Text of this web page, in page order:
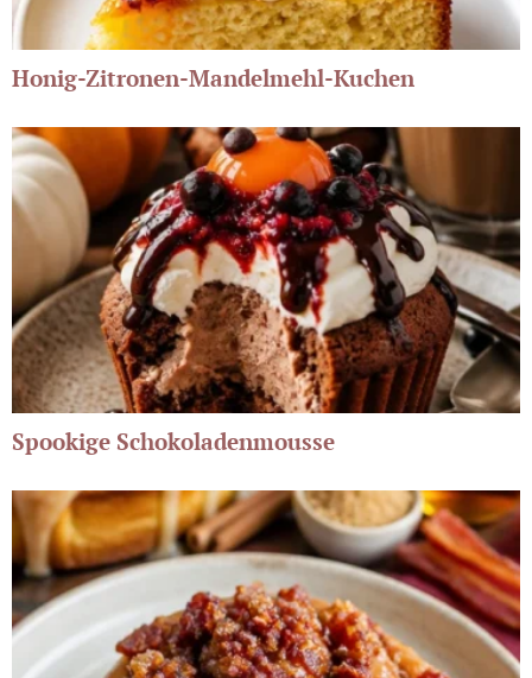
Honig-Zitronen-Mandelmehl-Kuchen
Spookige Schokoladenmousse